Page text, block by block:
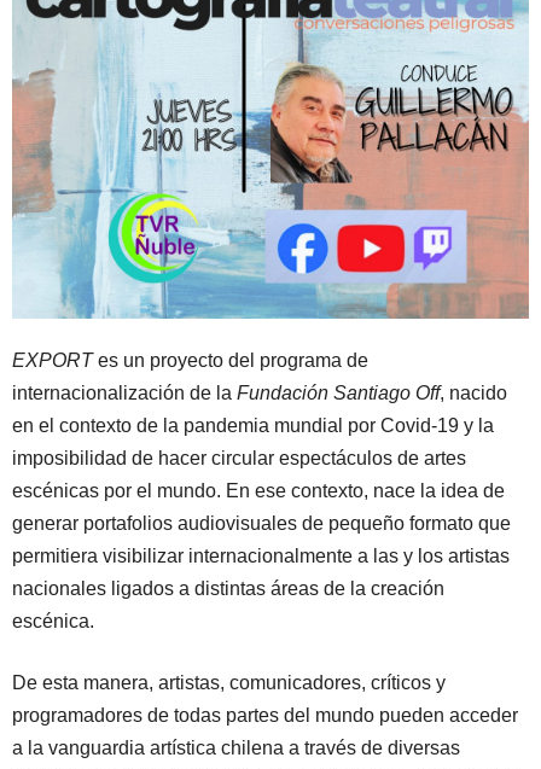
EXPORTes un proyecto del programa de
internacionalización de la Fundación Santiago Off, nacido
en el contexto de la pandemia mundial por Covid-19 y la
imposibilidad de hacer circular espectáculos de artes
escénicas por el mundo. En ese contexto, nace la idea de
generar portafolios audiovisuales de pequeño formato que
permitiera visibilizar internacionalmente a las y los artistas
nacionales ligados a distintas áreas de la creación
escénica.
De esta manera, artistas, comunicadores, críticos y
programadores de todas partes del mundo pueden acceder
a la vanguardia artística chilena a través de diversas